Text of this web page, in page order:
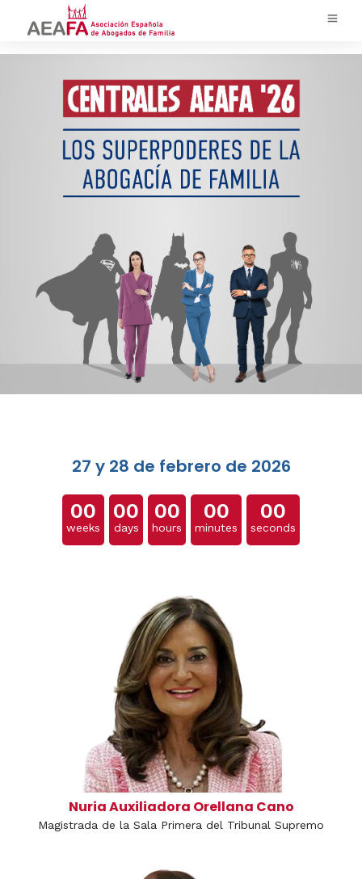
27 y 28 de febrero de 2026
00
weeks
00
days
00
hours
00
minutes
00
seconds
Nuria Auxiliadora Orellana Cano
Magistrada de la Sala Primera del Tribunal Supremo